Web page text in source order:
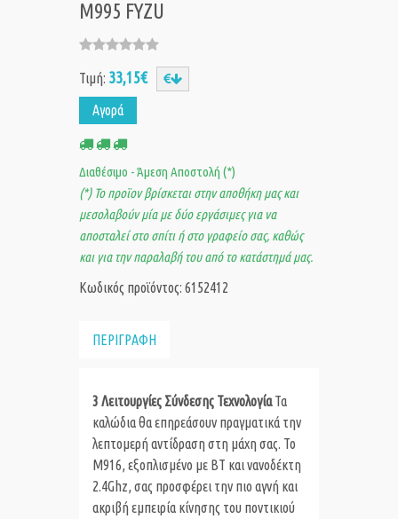
M995 FYZU
Τιμή: 33,15€
Αγορά
Διαθέσιμο - Άμεση Αποστολή (*)
(*) Το προϊον βρίσκεται στην αποθήκη μας και
μεσολαβούν μία με δύο εργάσιμες για να
αποσταλεί στο σπίτι ή στο γραφείο σας, καθώς
και για την παραλαβή του από το κατάστημά μας.
Κωδικός προϊόντος: 6152412
ΠΕΡΙΓΡΑΦΗ
3 Λειτουργίες Σύνδεσης ΤεχνολογίαΤα
καλώδια θα επηρεάσουν πραγματικά την
λεπτομερή αντίδραση στη μάχη σας. Το
M916, εξοπλισμένο με BT και νανοδέκτη
2.4Ghz, σας προσφέρει την πιο αγνή και
ακριβή εμπειρία κίνησης του ποντικιού